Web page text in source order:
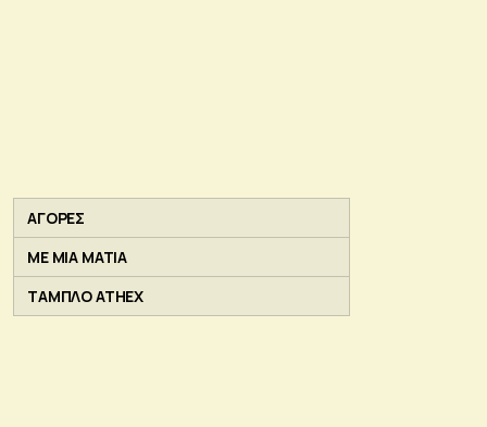
ΑΓΟΡΕΣ
ΜΕ ΜΙΑ ΜΑΤΙΑ
ΤΑΜΠΛΟ ATHEX